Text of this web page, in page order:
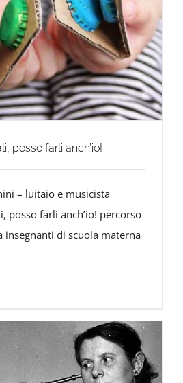
posso farli anch’io!
– luitaio e musicista
posso farli anch’io! percorso
di scuola materna